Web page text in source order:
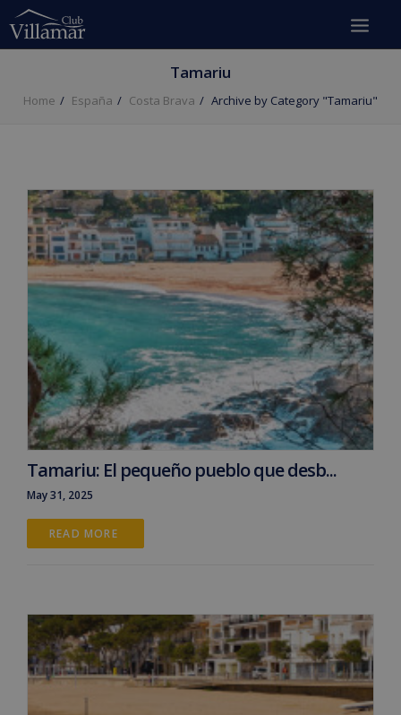
Tamariu
Home España Costa Brava Archive by Category "Tamariu"
Tamariu: El pequeño pueblo que desb...
May 31, 2025
READ MORE